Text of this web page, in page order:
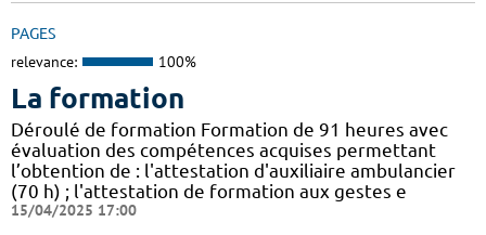
PAGES
relevance: 100%
La formation
Déroulé de formation Formation de 91 heures avec
évaluation des compétences acquises permettant
l’obtention de : l'attestation d'auxiliaire ambulancier
(70 h) ; l'attestation de formation aux gestes e
15/04/2025 17:00